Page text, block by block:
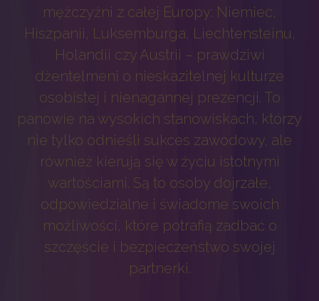
mężczyźni z całej Europy: Niemiec,
Hiszpanii, Luksemburga, Liechtensteinu,
Holandii czy Austrii – prawdziwi
dżentelmeni o nieskazitelnej kulturze
osobistej i nienagannej prezencji. To
panowie na wysokich stanowiskach, którzy
nie tylko odnieśli sukces zawodowy, ale
również kierują się w życiu istotnymi
wartościami. Są to osoby dojrzałe,
odpowiedzialne i świadome swoich
możliwości, które potrafią zadbać o
szczęście i bezpieczeństwo swojej
partnerki.